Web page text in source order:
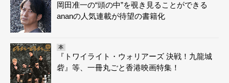
岡田准一の“頭の中”を覗き見ることができる
ananの人気連載が待望の書籍化
本
『トワイライト・ウォリアーズ 決戦！九龍城
砦』等、一冊丸ごと香港映画特集！